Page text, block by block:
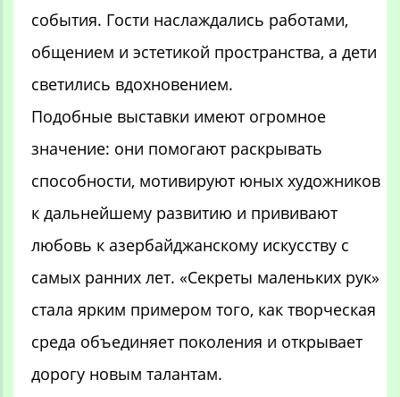
события. Гости наслаждались работами,
общением и эстетикой пространства, а дети
светились вдохновением.
Подобные выставки имеют огромное
значение: они помогают раскрывать
способности, мотивируют юных художников
к дальнейшему развитию и прививают
любовь к азербайджанскому искусству с
самых ранних лет. «Секреты маленьких рук»
стала ярким примером того, как творческая
среда объединяет поколения и открывает
дорогу новым талантам.